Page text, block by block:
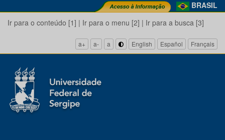
BRASIL
Ir para o conteúdo [1] | Ir para o menu [2] | Ir para a busca [3]
a+ a- a English Español Français